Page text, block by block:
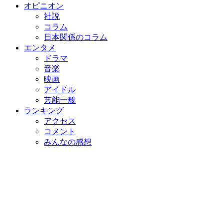
オピニオン
社説
コラム
日本関係のコラム
エンタメ
ドラマ
音楽
映画
アイドル
芸能一般
ランキング
アクセス
コメント
みんなの感想